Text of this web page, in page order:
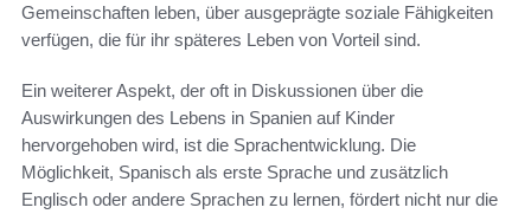
Gemeinschaften leben, über ausgeprägte soziale Fähigkeiten
verfügen, die für ihr späteres Leben von Vorteil sind.
Ein weiterer Aspekt, der oft in Diskussionen über die
Auswirkungen des Lebens in Spanien auf Kinder
hervorgehoben wird, ist die Sprachentwicklung. Die
Möglichkeit, Spanisch als erste Sprache und zusätzlich
Englisch oder andere Sprachen zu lernen, fördert nicht nur die